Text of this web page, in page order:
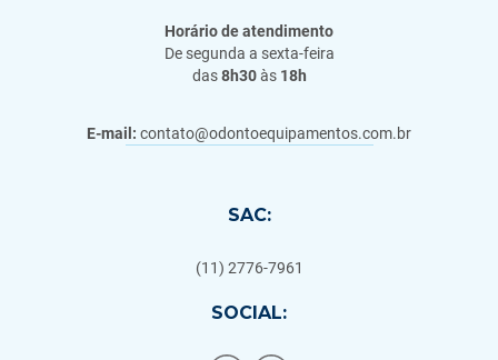
Horário de atendimento
De segunda a sexta-feira
das8h30às 18h
E-mail: contato@odontoequipamentos.com.br
SAC:
(11) 2776-7961
SOCIAL: